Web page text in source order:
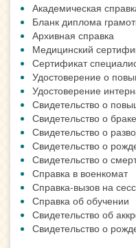
Академическая
Бланк диплома
Архивная справка
Медицинский
Сертификат
Удостоверение о
Удостоверение
Свидетельство о
Свидетельство о браке
Свидетельство о
Свидетельство о
Свидетельство о
Справка в военкомат
Справка-вызов на
Справка об обучении
Свидетельство об
Свидетельство о